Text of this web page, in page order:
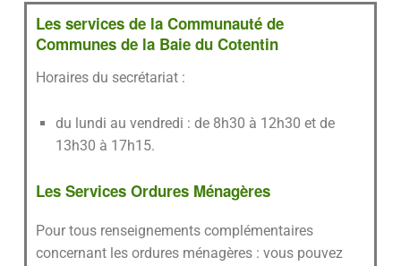
Les services de la Communauté de
Communes de la Baie du Cotentin
Horaires du secrétariat :
du lundi au vendredi : de 8h30 à 12h30 et de
13h30 à 17h15.
Les Services Ordures Ménagères
Pour tous renseignements complémentaires
concernant les ordures ménagères : vous pouvez